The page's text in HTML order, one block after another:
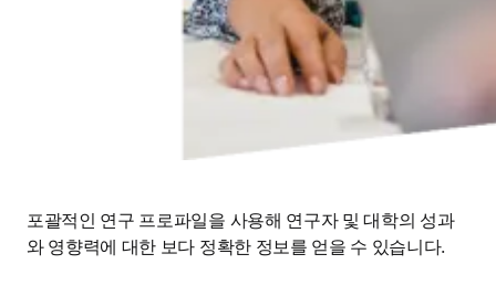
포괄적인 연구 프로파일을 사용해 연구자 및 대학의 성과
와 영향력에 대한 보다 정확한 정보를 얻을 수 있습니다.